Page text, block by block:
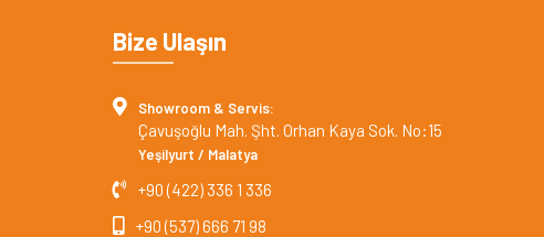
Bize Ulaşın
Showroom & Servis:
Çavuşoğlu Mah. Şht. Orhan Kaya Sok. No:15
Yeşilyurt / Malatya
+90 (422) 336 1 336
+90 (537) 666 71 98